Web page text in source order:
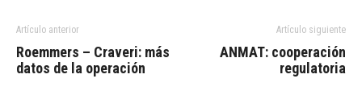
Artículo anterior
Roemmers – Craveri: más
datos de la operación
Artículo siguiente
ANMAT: cooperación
regulatoria